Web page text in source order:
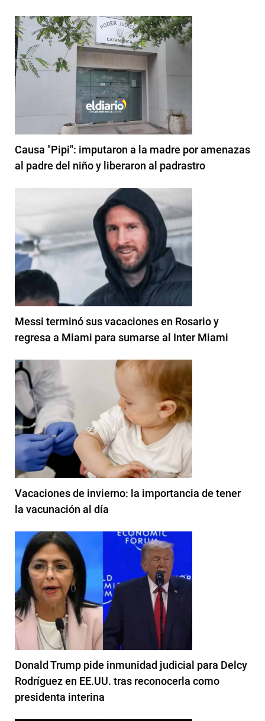
Causa "Pipi": imputaron a la madre por amenazas
al padre del niño y liberaron al padrastro
Messi terminó sus vacaciones en Rosario y
regresa a Miami para sumarse al Inter Miami
Vacaciones de invierno: la importancia de tener
la vacunación al día
Donald Trump pide inmunidad judicial para Delcy
Rodríguez en EE.UU. tras reconocerla como
presidenta interina